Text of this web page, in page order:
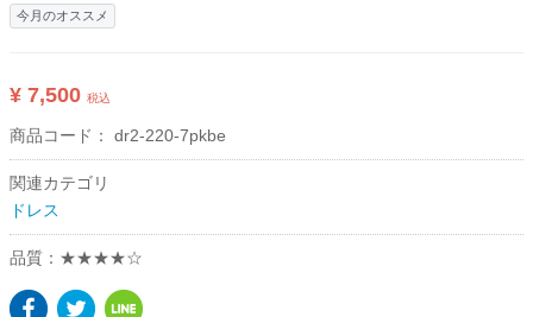
今月のオススメ
¥ 7,500 税込
商品コード： dr2-220-7pkbe
関連カテゴリ
ドレス
品質：★★★★☆